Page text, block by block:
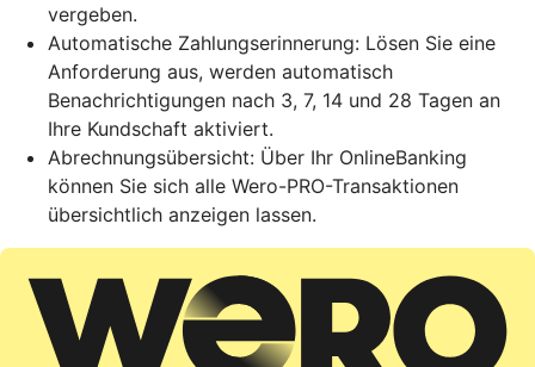
vergeben.
Automatische Zahlungserinnerung: Lösen Sie eine
Anforderung aus, werden automatisch
Benachrichtigungen nach 3, 7, 14 und 28 Tagen an
Ihre Kundschaft aktiviert.
Abrechnungsübersicht: Über Ihr OnlineBanking
können Sie sich alle Wero-PRO-Transaktionen
übersichtlich anzeigen lassen.